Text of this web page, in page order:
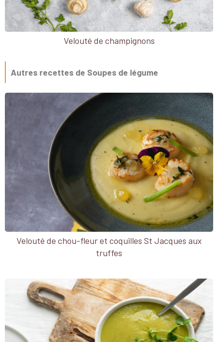
Velouté de champignons
Autres recettes de Soupes de légume
Velouté de chou-fleur et coquilles St Jacques aux
truffes